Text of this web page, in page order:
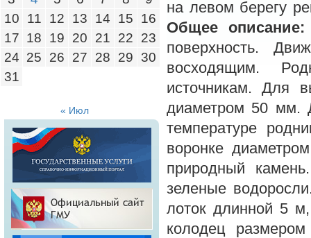
на левом берегу
Общее описание:
поверхность.
восходящим.
источникам. Для
диаметром 50 мм.
температуре
воронке
природный
зеленые
лоток длинной 5
колодец
10
11 12 13 14 15
16
17 18 19 20 21 22
23
24 25 26 27 28 29
30
31
« Июл